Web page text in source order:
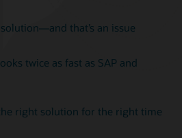
that’s an issue
twice as fast as SAP and
right solution for the right time